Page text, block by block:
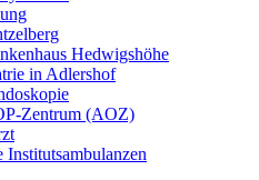
Hedwigshöhe
in Adlershof
Zentrum (AOZ)
Institutsambulanzen